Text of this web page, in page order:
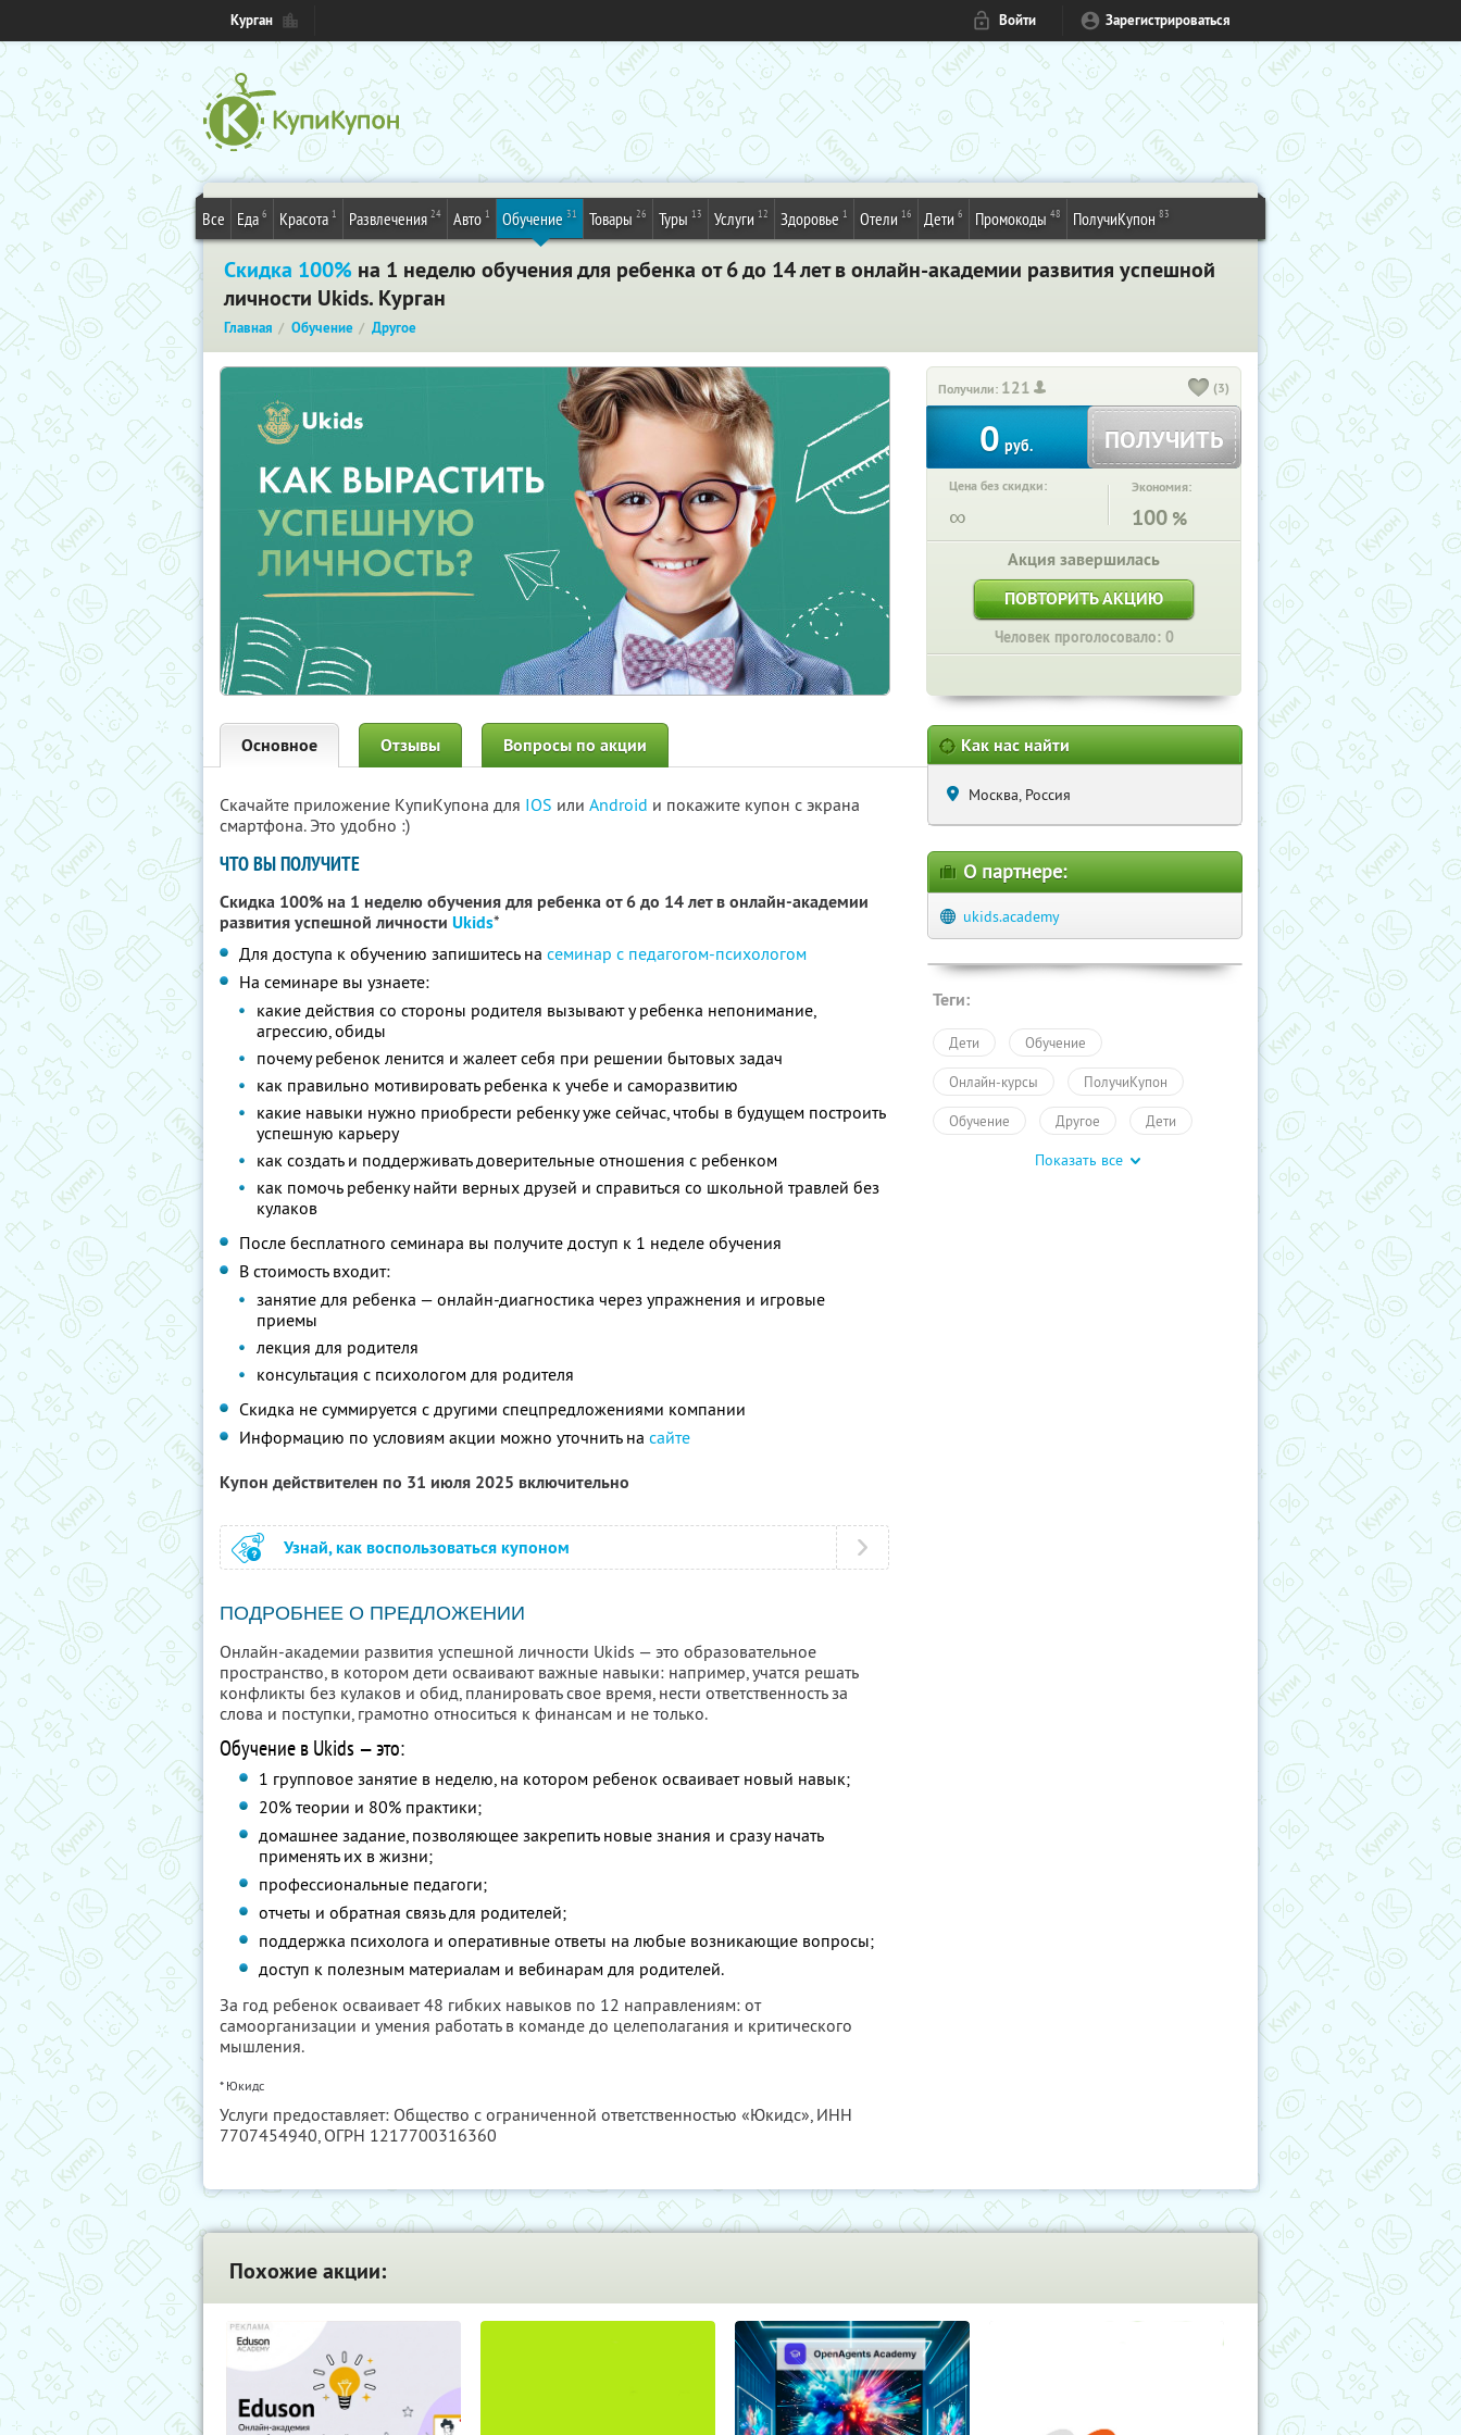
Курган Войти Зарегистрироваться
Все Еда 6 Красота 1 Развлечения 24 Авто 1 Обучение 31 Товары 26 Туры 13 Услуги 12 Здоровье 1 Отели 16 Дети 6 Промокоды 48 ПолучиКупон 83
Скидка 100% на 1 неделю обучения для ребенка от 6 до 14 лет в онлайн-академии развития успешной
личности Ukids. Курган
Главная Обучение Другое
Получили: 121 (3)
0 руб. ПОЛУЧИТЬ
Цена без скидки:
∞
Экономия:
100 %
Акция завершилась
ПОВТОРИТЬ АКЦИЮ
Человек проголосовало: 0
Основное Отзывы Вопросы по акции
Скачайте приложение КупиКупона для IOS или Android и покажите купон с экрана
смартфона. Это удобно :)
ЧТО ВЫ ПОЛУЧИТЕ
Скидка 100% на 1 неделю обучения для ребенка от 6 до 14 лет в онлайн-академии
развития успешной личности Ukids*
Для доступа к обучению запишитесь на семинар с педагогом-психологом
На семинаре вы узнаете:
какие действия со стороны родителя вызывают у ребенка непонимание,
агрессию, обиды
почему ребенок ленится и жалеет себя при решении бытовых задач
как правильно мотивировать ребенка к учебе и саморазвитию
какие навыки нужно приобрести ребенку уже сейчас, чтобы в будущем построить
успешную карьеру
как создать и поддерживать доверительные отношения с ребенком
как помочь ребенку найти верных друзей и справиться со школьной травлей без
кулаков
После бесплатного семинара вы получите доступ к 1 неделе обучения
В стоимость входит:
занятие для ребенка — онлайн-диагностика через упражнения и игровые
приемы
лекция для родителя
консультация с психологом для родителя
Скидка не суммируется с другими спецпредложениями компании
Информацию по условиям акции можно уточнить на сайте
Купон действителен по 31 июля 2025 включительно
Узнай, как воспользоваться купоном
ПОДРОБНЕЕ О ПРЕДЛОЖЕНИИ
Онлайн-академии развития успешной личности Ukids — это образовательное
пространство, в котором дети осваивают важные навыки: например, учатся решать
конфликты без кулаков и обид, планировать свое время, нести ответственность за
слова и поступки, грамотно относиться к финансам и не только.
Обучение в Ukids — это:
1 групповое занятие в неделю, на котором ребенок осваивает новый навык;
20% теории и 80% практики;
домашнее задание, позволяющее закрепить новые знания и сразу начать
применять их в жизни;
профессиональные педагоги;
отчеты и обратная связь для родителей;
поддержка психолога и оперативные ответы на любые возникающие вопросы;
доступ к полезным материалам и вебинарам для родителей.
За год ребенок осваивает 48 гибких навыков по 12 направлениям: от
самоорганизации и умения работать в команде до целеполагания и критического
мышления.
* Юкидс
Услуги предоставляет: Общество с ограниченной ответственностью «Юкидс», ИНН
7707454940, ОГРН 1217700316360
Как нас найти
Москва, Россия
О партнере:
ukids.academy
Теги:
Дети Обучение
Онлайн-курсы ПолучиКупон
Обучение Другое Дети
Показать все
Похожие акции: